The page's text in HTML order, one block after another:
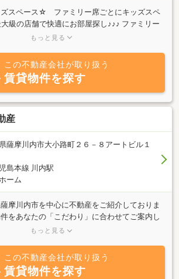
ズスペース☆ ファミリー席ごとにキッズスペ
級の店舗で快適にお部屋探し♪♪♪ ファミリー
スを完備♪♪地域最大級の店舗で快適にお部屋
もっと見る
この不動産会社が取り扱う
賃貸物件を探す
産
薩摩川内市大小路町２６－８アートビル１
島本線 川内駅
ーム
摩川内市を中心に不動産をご紹介しておりま
をあなたの「こだわり」に合わせてご案内し
お問い合わせください。 大小路バス停より歩
から見て）中央公民館入口交差点を右折して
す。～ホームページもご覧ください。物件情
もっと見る
この不動産会社が取り扱う
賃貸物件を探す